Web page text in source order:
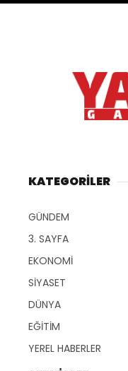
KATEGORİLER
GÜNDEM
3. SAYFA
EKONOMİ
SİYASET
DÜNYA
EĞİTİM
YEREL HABERLER